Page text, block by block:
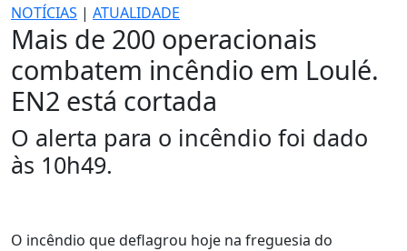
NOTÍCIAS | ATUALIDADE
Mais de 200 operacionais
combatem incêndio em Loulé.
EN2 está cortada
O alerta para o incêndio foi dado
às 10h49.
O incêndio que deflagrou hoje na freguesia do